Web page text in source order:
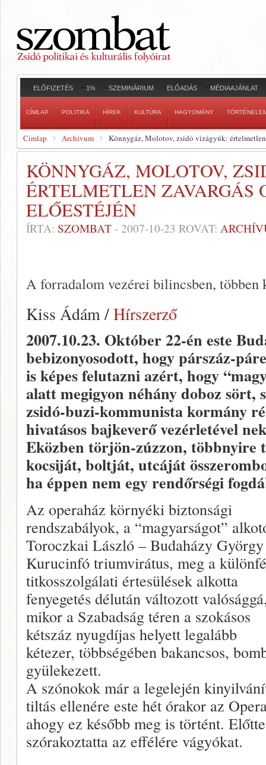
ELŐFIZETÉS 1% SZEMINÁRIUM ELŐADÁS MÉDIAAJÁNLAT
CÍMLAP POLITIKA HÍREK KULTÚRA HAGYOMÁNY
Címlap Archívum Könnygáz, Molotov, zsidó vízágyúk:
KÖNNYGÁZ, MOLOTOV,
ÉRTELMETLEN ZAVARGÁS
ELŐESTÉJÉN
ÍRTA: SZOMBAT - 2007-10-23 ROVAT:
A forradalom vezérei bilincsben, többen
Kiss Ádám /Hírszerző
2007.10.23. Október 22-én este
bebizonyosodott, hogy párszáz-
is képes felutazni azért, hogy
alatt megigyon néhány doboz sört,
zsidó-buzi-kommunista kormány
hivatásos bajkeverő vezérletével
Eközben törjön-zúzzon, többnyire
kocsiját, boltját, utcáját
ha éppen nem egy rendőrségi
Az operaház környéki biztonsági
rendszabályok, a “magyarságot”
Toroczkai László – Budaházy
Kurucinfó triumvirátus, meg a
titkosszolgálati értesülések alkotta
fenyegetés délután változott
mikor a Szabadság téren a szokásos
kétszáz nyugdíjas helyett legalább
kétezer, többségében bakancsos,
gyülekezett.
A szónokok már a legelején
tiltás ellenére este hét órakor az
ahogy ez később meg is történt.
szórakoztatta az effélére vágyókat.